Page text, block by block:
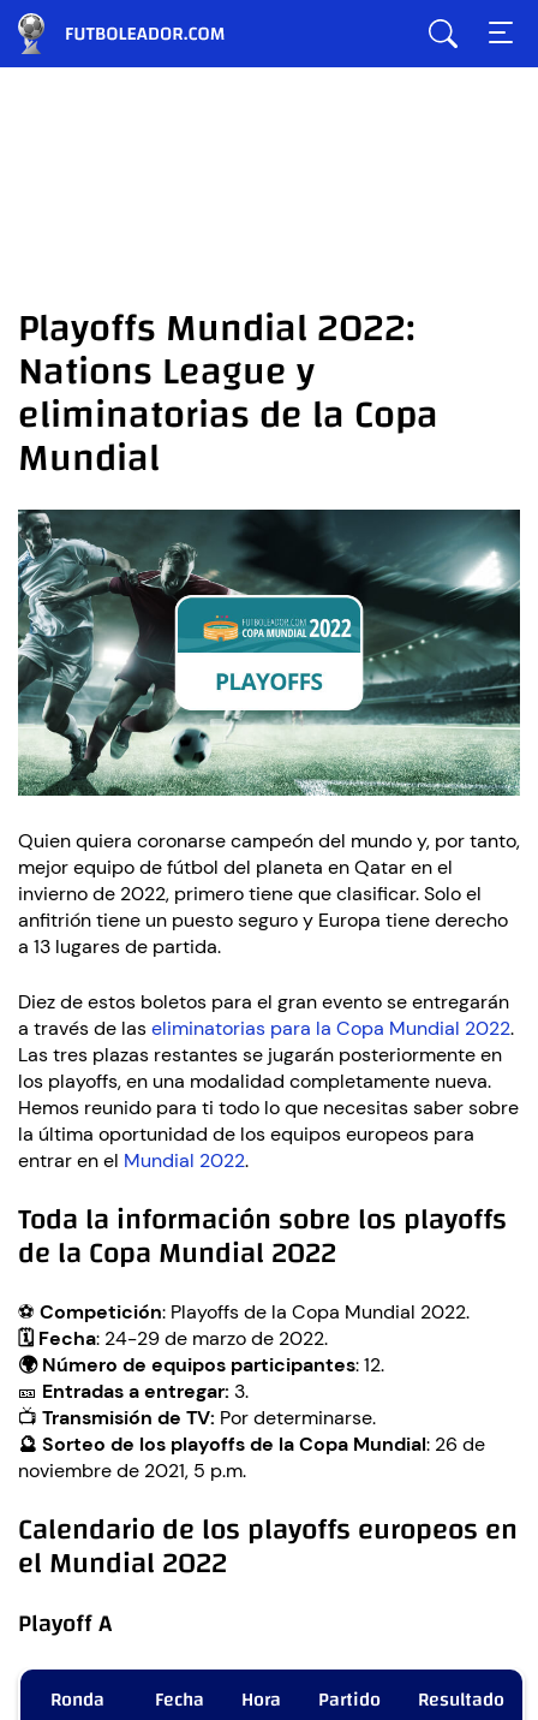
Playoffs Mundial 2022:
Nations League y
eliminatorias de la Copa
Mundial
Quien quiera coronarse campeón del mundo y, por tanto,
mejor equipo de fútbol del planeta en Qatar en el
invierno de 2022, primero tiene que clasificar. Solo el
anfitrión tiene un puesto seguro y Europa tiene derecho
a 13 lugares de partida.
Diez de estos boletos para el gran evento se entregarán
a través de laseliminatorias para la Copa Mundial 2022.
Las tres plazas restantes se jugarán posteriormente en
los playoffs, en una modalidad completamente nueva.
Hemos reunido para ti todo lo que necesitas saber sobre
la última oportunidad de los equipos europeos para
entrar en el Mundial 2022.
Toda la información sobre los playoffs
de la Copa Mundial 2022
⚽ Competición: Playoffs de la Copa Mundial 2022.
🗓️ Fecha: 24-29 de marzo de 2022.
🌍 Número de equipos participantes: 12.
🎫 Entradas a entregar: 3.
📺 Transmisión de TV: Por determinarse.
🔮 Sorteo de los playoffs de la Copa Mundial: 26 de
noviembre de 2021, 5 p.m.
Calendario de los playoffs europeos en
el Mundial 2022
Playoff A
Ronda Fecha Hora Partido Resultado